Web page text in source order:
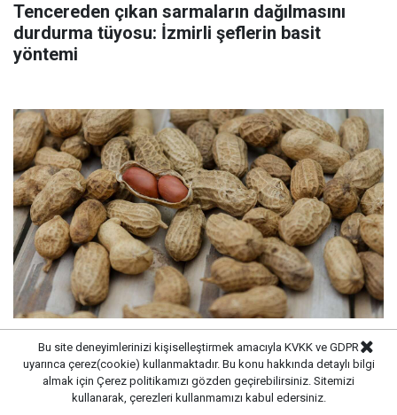
Tencereden çıkan sarmaların dağılmasını
durdurma tüyosu: İzmirli şeflerin basit
yöntemi
Günde bir avuç yer fıstığı tüketmenin dikkat
çeken faydaları: Dengeli beslenmeye katkı
sağlayabiliyor
Bu site deneyimlerinizi kişiselleştirmek amacıyla KVKK ve GDPR
uyarınca çerez(cookie) kullanmaktadır. Bu konu hakkında detaylı bilgi
almak için Çerez politikamızı gözden geçirebilirsiniz. Sitemizi
kullanarak, çerezleri kullanmamızı kabul edersiniz.